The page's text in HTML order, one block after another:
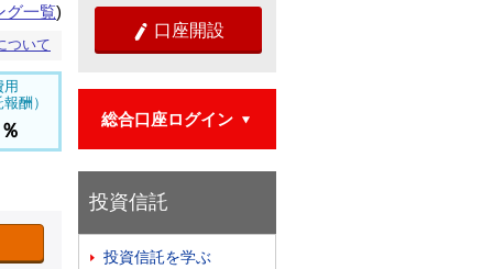
グ一覧)
ついて
用
酬）
 口座開設
総合口座ログイン
投資信託
 投資信託を学ぶ